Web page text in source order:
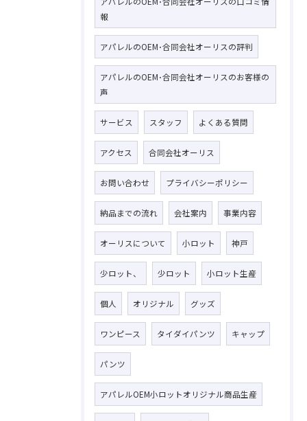
報
アパレルのOEM･合同会社オーリスの評判
アパレルのOEM･合同会社オーリスのお客様の
声
サービス スタッフ よくある質問
アクセス 合同会社オーリス
お問い合わせ プライバシーポリシー
納品までの流れ 会社案内 事業内容
オーリスについて 小ロット 神戸
少ロット、 少ロット 小ロット生産
個人 オリジナル グッズ
ワンピース タイダイパンツ キャップ
パンツ
アパレルOEM小ロットオリジナル商品生産